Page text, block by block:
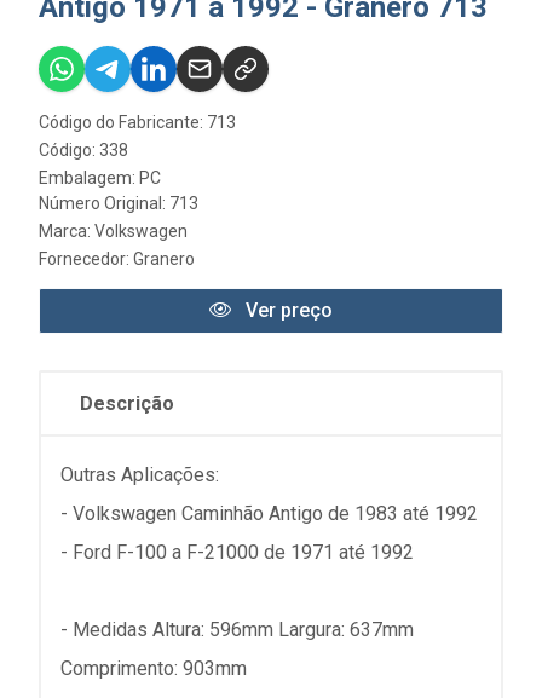
Antigo 1971 a 1992 - Granero 713
Código do Fabricante: 713
Código: 338
Embalagem: PC
Número Original: 713
Marca: Volkswagen
Fornecedor: Granero
Ver preço
Descrição
Outras Aplicações:
- Volkswagen Caminhão Antigo de 1983 até 1992
- Ford F-100 a F-21000 de 1971 até 1992
- Medidas Altura: 596mm Largura: 637mm
Comprimento: 903mm